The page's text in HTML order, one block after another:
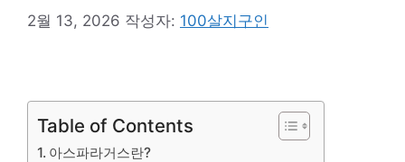
2월 13, 2026 작성자: 100살지구인
Table of Contents
아스파라거스란?